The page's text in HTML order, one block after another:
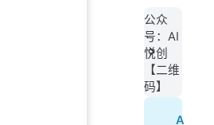
公众
号：AI
悦创
【二维
码】
A